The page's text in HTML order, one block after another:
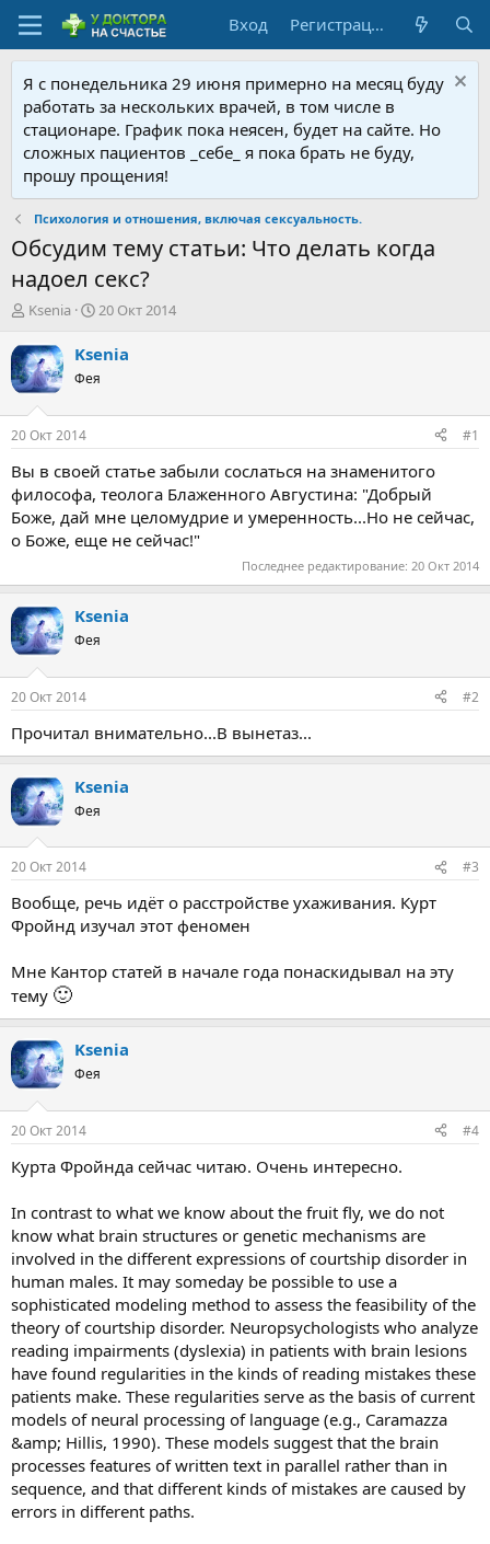
Вход Регистрация
Я с понедельника 29 июня примерно на месяц буду
работать за нескольких врачей, в том числе в
стационаре. График пока неясен, будет на сайте. Но
сложных пациентов _себе_ я пока брать не буду,
прошу прощения!
Психология и отношения, включая сексуальность.
Обсудим тему статьи: Что делать когда
надоел секс?
А
т
о
р
т
е
м
ы
Ksenia
Д
т
н
а
л
20 Окт 2014
Ksenia
Фея
20 Окт 2014 #1
Вы в своей статье забыли сослаться на знаменитого
философа, теолога Блаженного Августина: "Добрый
Боже, дай мне целомудрие и умеренность...Но не сейчас,
о Боже, еще не сейчас!"
Последнее редактирование: 20 Окт 2014
Ksenia
Фея
20 Окт 2014 #2
Прочитал внимательно...В вынетаз...
Ksenia
Фея
20 Окт 2014 #3
Вообще, речь идёт о расстройстве ухаживания. Курт
Фройнд изучал этот феномен
Мне Кантор статей в начале года понаскидывал на эту
тему 🙂
Ksenia
Фея
20 Окт 2014 #4
Курта Фройнда сейчас читаю. Очень интересно.
In contrast to what we know about the fruit fly, we do not
know what brain structures or genetic mechanisms are
involved in the different expressions of courtship disorder in
human males. It may someday be possible to use a
sophisticated modeling method to assess the feasibility of the
theory of courtship disorder. Neuropsychologists who analyze
reading impairments (dyslexia) in patients with brain lesions
have found regularities in the kinds of reading mistakes these
patients make. These regularities serve as the basis of current
models of neural processing of language (e.g., Caramazza
&amp; Hillis, 1990). These models suggest that the brain
processes features of written text in parallel rather than in
sequence, and that different kinds of mistakes are caused by
errors in different paths.